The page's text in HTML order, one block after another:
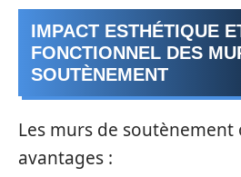
IMPACT ESTHÉTIQUE
FONCTIONNEL DES
SOUTÈNEMENT
Les murs de
avantages :